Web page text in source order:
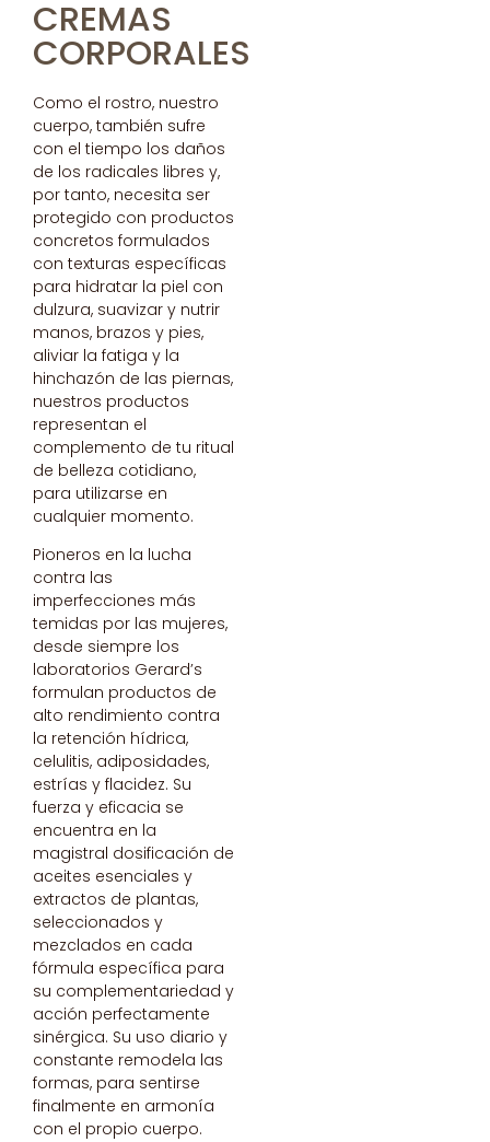
CREMAS
CORPORALES
Como el rostro, nuestro
cuerpo, también sufre
con el tiempo los daños
de los radicales libres y,
por tanto, necesita ser
protegido con productos
concretos formulados
con texturas específicas
para hidratar la piel con
dulzura, suavizar y nutrir
manos, brazos y pies,
aliviar la fatiga y la
hinchazón de las piernas,
nuestros productos
representan el
complemento de tu ritual
de belleza cotidiano,
para utilizarse en
cualquier momento.
Pioneros en la lucha
contra las
imperfecciones más
temidas por las mujeres,
desde siempre los
laboratorios Gerard’s
formulan productos de
alto rendimiento contra
la retención hídrica,
celulitis, adiposidades,
estrías y flacidez. Su
fuerza y eficacia se
encuentra en la
magistral dosificación de
aceites esenciales y
extractos de plantas,
seleccionados y
mezclados en cada
fórmula específica para
su complementariedad y
acción perfectamente
sinérgica. Su uso diario y
constante remodela las
formas, para sentirse
finalmente en armonía
con el propio cuerpo.